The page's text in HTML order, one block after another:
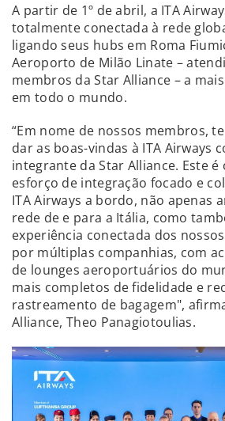
A partir de 1º de abril, a ITA
totalmente conectada à rede
ligando seus hubs em Roma
Aeroporto de Milão Linate –
membros da Star Alliance – a
em todo o mundo.
“Em nome de nossos membros,
dar as boas-vindas à ITA Airways
integrante da Star Alliance. Este
esforço de integração focado e
ITA Airways a bordo, não apenas
rede de e para a Itália, como
experiência conectada dos
por múltiplas companhias, com
de lounges aeroportuários do
mais completos de fidelidade e
rastreamento de bagagem",
Alliance, Theo Panagiotoulias.